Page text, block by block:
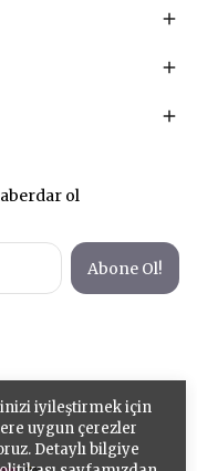
iyileştirmek için
uygun çerezler
Detaylı bilgiye
ol
Abone Ol!